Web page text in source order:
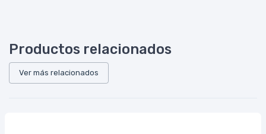
Productos relacionados
Ver más relacionados